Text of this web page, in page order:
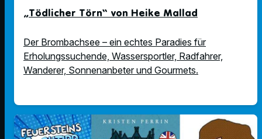
„Tödlicher Törn“ von Heike Mallad
Der Brombachsee – ein echtes Paradies für
Erholungssuchende, Wassersportler, Radfahrer,
Wanderer, Sonnenanbeter und Gourmets.